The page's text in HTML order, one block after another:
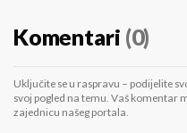
Komentari (0)
Uključite se u raspravu – podijelite
svoj pogled na temu. Vaš komentar
zajednicu našeg portala.